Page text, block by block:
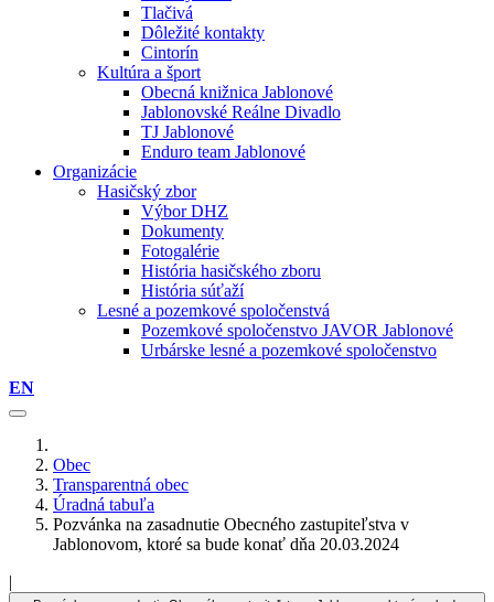
Tlačivá
Dôležité kontakty
Cintorín
Kultúra a šport
Obecná knižnica Jablonové
Jablonovské Reálne Divadlo
TJ Jablonové
Enduro team Jablonové
Organizácie
Hasičský zbor
Výbor DHZ
Dokumenty
Fotogalérie
História hasičského zboru
História súťaží
Lesné a pozemkové spoločenstvá
Pozemkové spoločenstvo JAVOR Jablonové
Urbárske lesné a pozemkové spoločenstvo
EN
Obec
Transparentná obec
Úradná tabuľa
Pozvánka na zasadnutie Obecného zastupiteľstva v
Jablonovom, ktoré sa bude konať dňa 20.03.2024
|